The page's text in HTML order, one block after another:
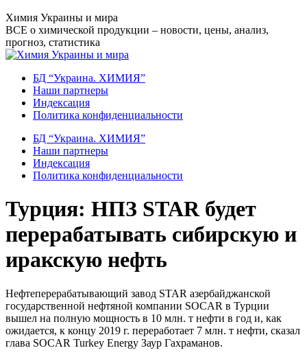
Перейти
к
содержанию
Химия Украины и мира
ВСЕ о химической продукции – новости, цены, анализ,
прогноз, статистика
БД “Украина. ХИМИЯ”
Наши партнеры
Индексация
Политика конфиденциальности
БД “Украина. ХИМИЯ”
Наши партнеры
Индексация
Политика конфиденциальности
Турция: НПЗ STAR будет
перерабатывать сибирскую и
иракскую нефть
Нефтеперерабатывающий завод STAR азербайджанской
государственной нефтяной компании SOCAR в Турции
вышел на полную мощность в 10 млн. т нефти в год и, как
ожидается, к концу 2019 г. переработает 7 млн. т нефти, сказал
глава SOCAR Turkey Energy Заур Гахраманов.